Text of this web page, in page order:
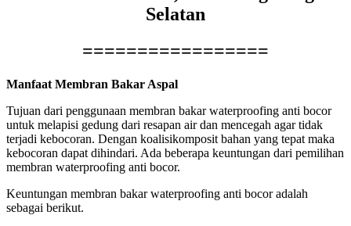
Selatan
=================
Manfaat Membran Bakar Aspal
Tujuan dari penggunaan membran bakar waterproofing anti bocor
untuk melapisi gedung dari resapan air dan mencegah agar tidak
terjadi kebocoran. Dengan koalisikomposit bahan yang tepat maka
kebocoran dapat dihindari. Ada beberapa keuntungan dari pemilihan
membran waterproofing anti bocor.
Keuntungan membran bakar waterproofing anti bocor adalah
sebagai berikut.